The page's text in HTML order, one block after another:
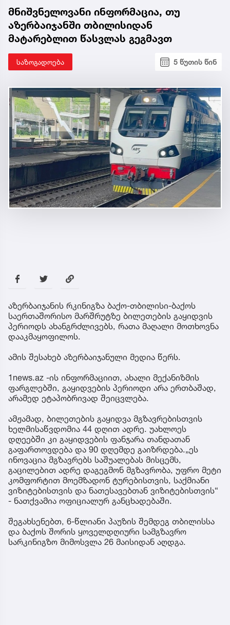
მნიშვნელოვანი ინფორმაცია, თუ
აზერბაიჯანში თბილისიდან
მატარებლით წასვლას გეგმავთ
საზოგადოება 5 წუთის წინ
აზერბაიჯანის რკინიგზა ბაქო-თბილისი-ბაქოს
საერთაშორისო მარშრუტზე ბილეთების გაყიდვის
პერიოდს ახანგრძლივებს, რათა მაღალი მოთხოვნა
დააკმაყოფილოს.
ამის შესახებ აზერბაიჯანული მედია წერს.
1news.az -ის ინფორმაციით, ახალი მექანიზმის
ფარგლებში, გაყიდვების პერიოდი არა ერთბაშად,
არამედ ეტაპობრივად შეიცვლება.
ამჟამად, ბილეთების გაყიდვა მგზავრებისთვის
ხელმისაწვდომია 44 დღით ადრე. უახლოეს
დღეებში კი გაყიდვების ფანჯარა თანდათან
გაფართოვდება და 90 დღემდე გაიზრდება.„ეს
ინოვაცია მგზავრებს საშუალებას მისცემს,
გაცილებით ადრე დაგეგმონ მგზავრობა, უფრო მეტი
კომფორტით მოემზადონ ტურებისთვის, საქმიანი
ვიზიტებისთვის და ნათესავებთან ვიზიტებისთვის“
- ნათქვამია ოფიციალურ განცხადებაში.
შეგახსენებთ, 6-წლიანი პაუზის შემდეგ თბილისსა
და ბაქოს შორის ყოველდღიური სამგზავრო
სარკინიგზო მიმოსვლა 26 მაისიდან აღდგა.